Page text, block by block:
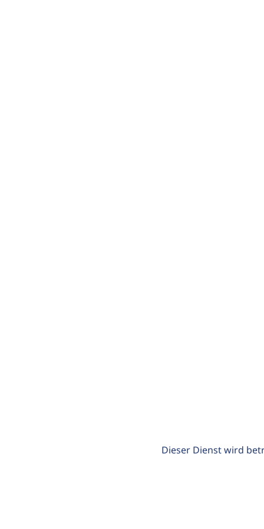
Dieser Dienst wird